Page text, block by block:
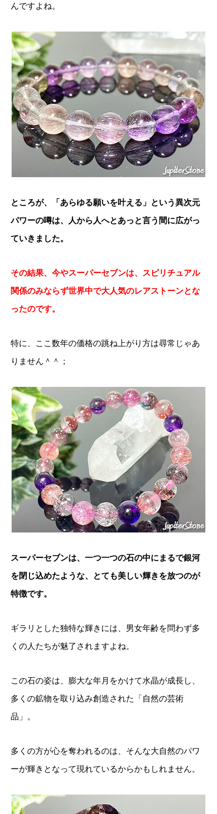
んですよね。
ところが、「あらゆる願いを叶える」という異次元
パワーの噂は、人から人へとあっと言う間に広がっ
ていきました。
その結果、今やスーパーセブンは、スピリチュアル
関係のみならず世界中で大人気のレアストーンとな
ったのです。
特に、ここ数年の価格の跳ね上がり方は尋常じゃあ
りません＾＾；
スーパーセブンは、一つ一つの石の中にまるで銀河
を閉じ込めたような、とても美しい輝きを放つのが
特徴です。
ギラリとした独特な輝きには、男女年齢を問わず多
くの人たちが魅了されますよね。
この石の姿は、膨大な年月をかけて水晶が成長し、
多くの鉱物を取り込み創造された「自然の芸術
品」。
多くの方が心を奪われるのは、そんな大自然のパワ
ーが輝きとなって現れているからかもしれません。